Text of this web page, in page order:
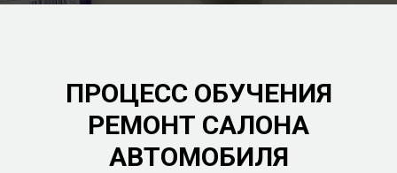
ПРОЦЕСС ОБУЧЕНИЯ
РЕМОНТ САЛОНА
АВТОМОБИЛЯ